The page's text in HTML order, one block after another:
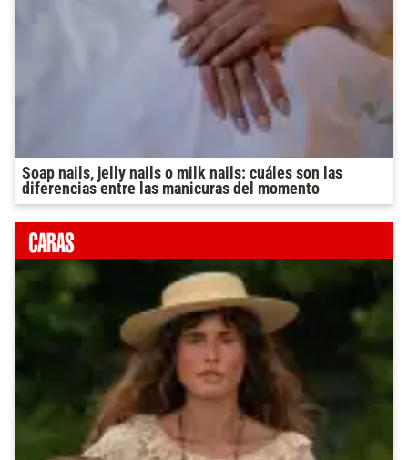
Soap nails, jelly nails o milk nails: cuáles son las
diferencias entre las manicuras del momento